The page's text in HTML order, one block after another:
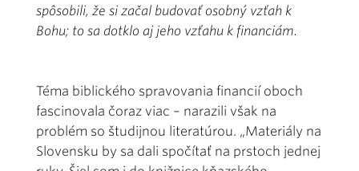
spôsobili, že si začal budovať osobný vzťah k
Bohu; to sa dotklo aj jeho vzťahu k financiám.
Téma biblického spravovania financií oboch
fascinovala čoraz viac – narazili však na
problém so študijnou literatúrou. „Materiály na
Slovensku by sa dali spočítať na prstoch jednej